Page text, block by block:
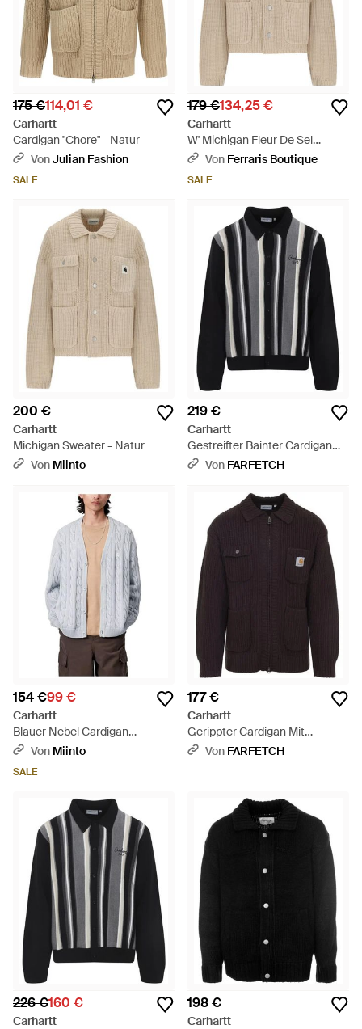
175 €114,01 €
Carhartt
Cardigan "Chore" - Natur
VonJulian Fashion
SALE
179 €134,25 €
Carhartt
W' Michigan Fleur De Sel
Cardigan - Natur
Von Ferraris Boutique
SALE
200 €
Carhartt
Michigan Sweater - Natur
Von Miinto
219 €
Carhartt
Gestreifter Bainter Cardigan
Mit Polokragen - Schwarz
Von FARFETCH
154 €99 €
Carhartt
Blauer Nebel Cardigan
Klassischer Stil Komfort - Blau
Von Miinto
SALE
177 €
Carhartt
Gerippter Cardigan Mit
Reißverschluss - Blau
Von FARFETCH
226 €160 €
Carhartt
198 €
Carhartt